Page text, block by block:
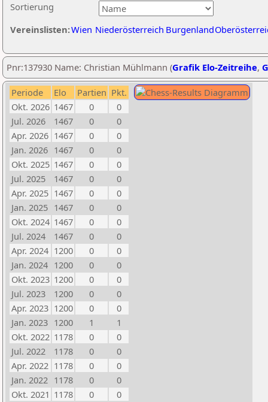
Sortierung
Vereinslisten:Wien Niederösterreich Burgenland
Pnr:137930 Name: Christian Mühlmann (Grafik Elo-Zeitreihe,
Periode Elo Partien Pkt.
Okt. 2026 1467 0
0
Jul. 2026
1467 0
0
Apr. 2026 1467 0
0
Jan. 2026 1467 0
0
Okt. 2025 1467 0
0
Jul. 2025
1467 0
0
Apr. 2025 1467 0
0
Jan. 2025 1467 0
0
Okt. 2024 1467 0
0
Jul. 2024
1467 0
0
Apr. 2024 1200 0
0
Jan. 2024 1200 0
0
Okt. 2023 1200 0
0
Jul. 2023
1200 0
0
Apr. 2023 1200 0
0
Jan. 2023 1200 1
1
Okt. 2022 1178 0
0
Jul. 2022
1178 0
0
Apr. 2022 1178 0
0
Jan. 2022 1178 0
0
Okt. 2021 1178 0
0